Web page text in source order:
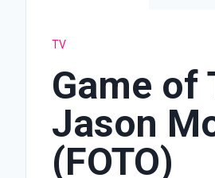
TV
Game of
Jason
(FOTO)